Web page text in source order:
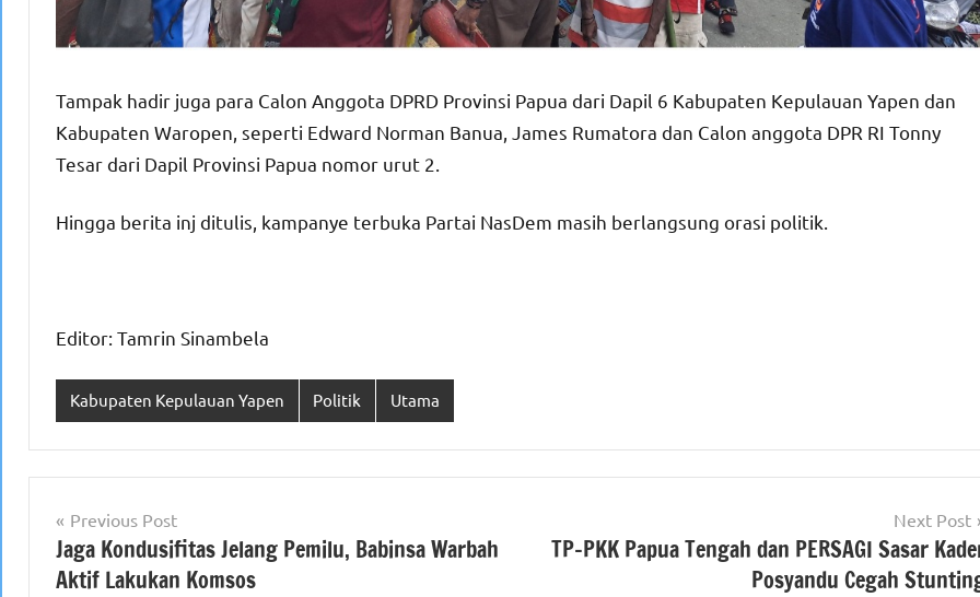
Tampak hadir juga para Calon Anggota DPRD Provinsi Papua dari Dapil 6 Kabupaten Kepulauan Yapen dan
Kabupaten Waropen, seperti Edward Norman Banua, James Rumatora dan Calon anggota DPR RI Tonny
Tesar dari Dapil Provinsi Papua nomor urut 2.
Hingga berita inj ditulis, kampanye terbuka Partai NasDem masih berlangsung orasi politik.
Editor: Tamrin Sinambela
Kabupaten Kepulauan Yapen Politik Utama
Navigasi
pos
Previous Post
Jaga Kondusifitas Jelang Pemilu, Babinsa Warbah
Aktif Lakukan Komsos
Next Post
TP-PKK Papua Tengah dan PERSAGI Sasar
Posyandu Cegah